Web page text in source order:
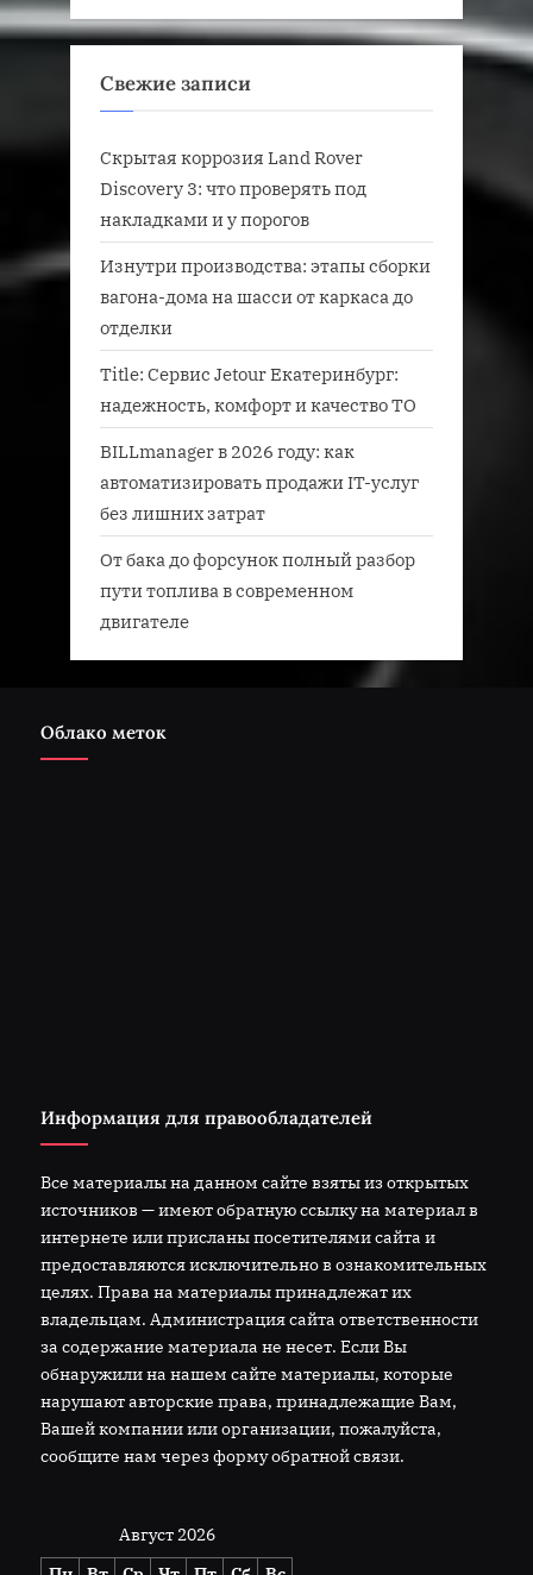
Свежие записи
Скрытая коррозия Land Rover
Discovery 3: что проверять под
накладками и у порогов
Изнутри производства: этапы сборки
вагона-дома на шасси от каркаса до
отделки
Title: Сервис Jetour Екатеринбург:
надежность, комфорт и качество ТО
BILLmanager в 2026 году: как
автоматизировать продажи IT-услуг
без лишних затрат
От бака до форсунок полный разбор
пути топлива в современном
двигателе
Облако меток
Информация для правообладателей
Все материалы на данном сайте взяты из открытых
источников — имеют обратную ссылку на материал в
интернете или присланы посетителями сайта и
предоставляются исключительно в ознакомительных
целях. Права на материалы принадлежат их
владельцам. Администрация сайта ответственности
за содержание материала не несет. Если Вы
обнаружили на нашем сайте материалы, которые
нарушают авторские права, принадлежащие Вам,
Вашей компании или организации, пожалуйста,
сообщите нам через форму обратной связи.
Август 2026